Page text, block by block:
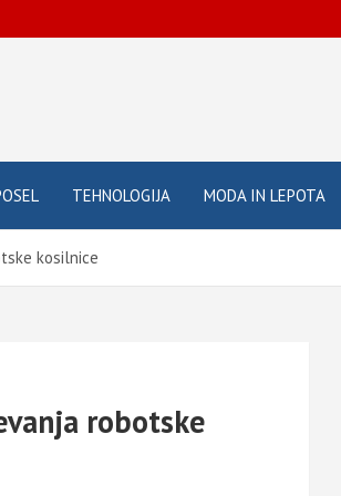
TEHNOLOGIJA MODA IN LEPOTA
kosilnice
robotske